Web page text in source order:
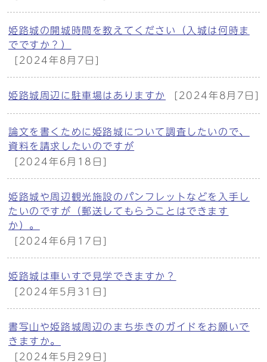
姫路城の開城時間を教えてください（入城は何時ま
でですか？）
[2024年8月7日]
姫路城周辺に駐車場はありますか [2024年8月7日]
論文を書くために姫路城について調査したいので、
資料を請求したいのですが
[2024年6月18日]
姫路城や周辺観光施設のパンフレットなどを入手し
たいのですが（郵送してもらうことはできます
か）。
[2024年6月17日]
姫路城は車いすで見学できますか？
[2024年5月31日]
書写山や姫路城周辺のまち歩きのガイドをお願いで
きますか。
[2024年5月29日]